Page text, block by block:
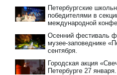
Петербургские
победителями в
международной
Осенний фестиваль
музее-заповеднике
сентября.
Городская акция
Петербурге 27 января.